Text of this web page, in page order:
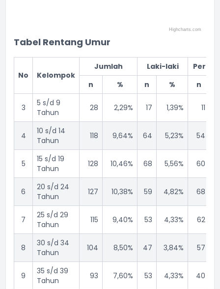
Highcharts.com
End of interactive chart.
Tabel Rentang Umur
No Kelompok
Jumlah Laki-laki
n
% n % n
3
5 s/d 9
Tahun
28 2,29% 17 1,39% 11
4
10 s/d 14
Tahun
118 9,64% 64 5,23% 54
5
15 s/d 19
Tahun
128 10,46% 68 5,56% 60
6
20 s/d 24
Tahun
127 10,38% 59 4,82% 68
7
25 s/d 29
Tahun
115 9,40% 53 4,33% 62
8
30 s/d 34
Tahun
104 8,50% 47 3,84% 57
9
35 s/d 39
Tahun
93 7,60% 53 4,33% 40